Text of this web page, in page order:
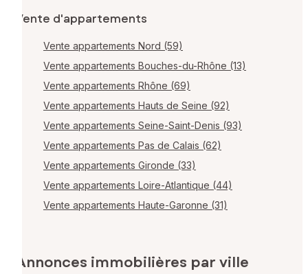
Vente d'appartements
Vente appartements Nord (59)
Vente appartements Bouches-du-Rhône (13)
Vente appartements Rhône (69)
Vente appartements Hauts de Seine (92)
Vente appartements Seine-Saint-Denis (93)
Vente appartements Pas de Calais (62)
Vente appartements Gironde (33)
Vente appartements Loire-Atlantique (44)
Vente appartements Haute-Garonne (31)
Annonces immobilières par ville